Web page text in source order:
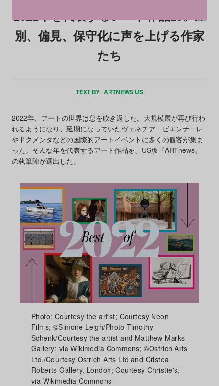
2022年を代表するアート作品25。差
別、偏見、保守化に声を上げる作家
たち
TEXT BY ARTNEWS US
2022年、アートの世界は息を吹き返した。大規模展が再び行わ
れるようになり、延期になっていたヴェネチア・ビエンナーレ
やドクメンタなどの国際的アートイベントに多くの観客が集ま
った。そんな年を代表するアート作品を、US版『ARTnews』
の執筆陣が選出した。
Photo: Courtesy the artist; Courtesy Neon
Films; ©Simone Leigh/Photo Timothy
Schenk/Courtesy the artist and Matthew Marks
Gallery; via Wikimedia Commons; ©Ostrich Arts
Ltd./Courtesy Ostrich Arts Ltd and Cristea
Roberts Gallery, London; Courtesy Christie's;
via Wikimedia Commons